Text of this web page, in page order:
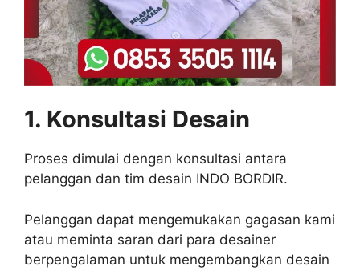
1. Konsultasi Desain
Proses dimulai dengan konsultasi antara
pelanggan dan tim desain INDO BORDIR.
Pelanggan dapat mengemukakan gagasan kami
atau meminta saran dari para desainer
berpengalaman untuk mengembangkan desain